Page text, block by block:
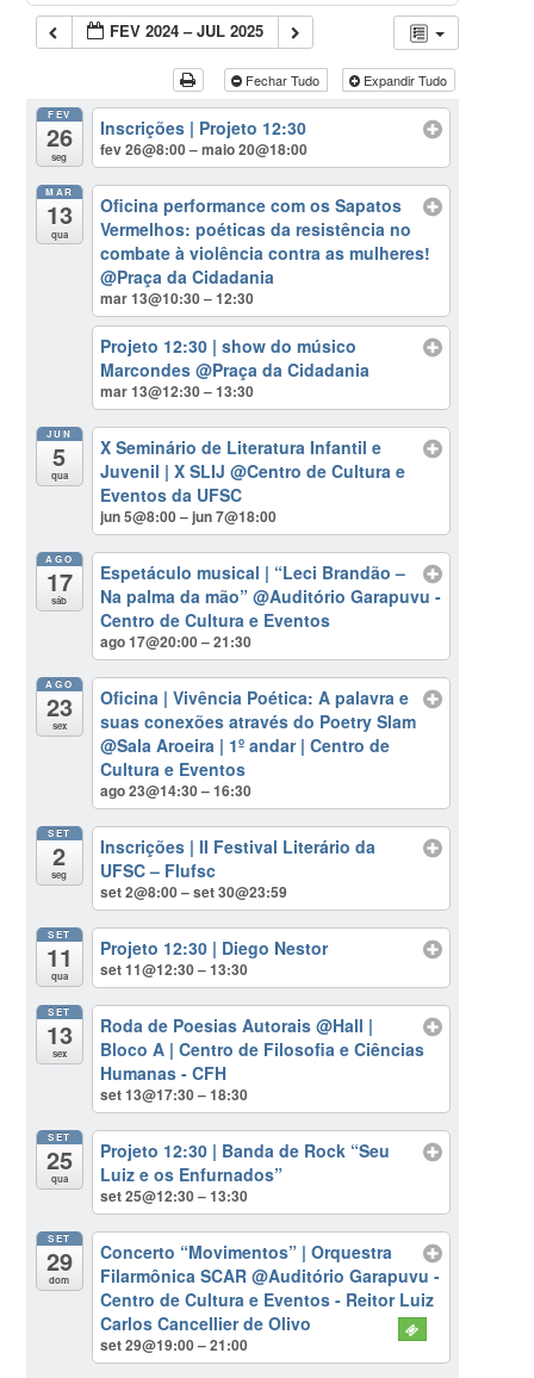
FEV 2024 – JUL 2025
Fechar Tudo Expandir Tudo
FEV
26
seg
Inscrições | Projeto 12:30
fev 26@8:00 – maio 20@18:00
MAR
13
qua
Oficina performance com os Sapatos
Vermelhos: poéticas da resistência no
combate à violência contra as mulheres!
@Praça da Cidadania
mar 13@10:30 – 12:30
Projeto 12:30 | show do músico
Marcondes@Praça da Cidadania
mar 13@12:30 – 13:30
JUN
5
qua
X Seminário de Literatura Infantil e
Juvenil | X SLIJ@Centro de Cultura e
Eventos da UFSC
jun 5@8:00 – jun 7@18:00
AGO
17
sáb
Espetáculo musical | “Leci Brandão –
Na palma da mão”@Auditório Garapuvu -
Centro de Cultura e Eventos
ago 17@20:00 – 21:30
AGO
23
sex
Oficina | Vivência Poética: A palavra e
suas conexões através do Poetry Slam
@Sala Aroeira | 1º andar | Centro de
Cultura e Eventos
ago 23@14:30 – 16:30
SET
2
seg
Inscrições | II Festival Literário da
UFSC – Flufsc
set 2@8:00 – set 30@23:59
SET
11
qua
Projeto 12:30 | Diego Nestor
set 11@12:30 – 13:30
SET
13
sex
Roda de Poesias Autorais@Hall |
Bloco A | Centro de Filosofia e Ciências
Humanas - CFH
set 13@17:30 – 18:30
SET
25
qua
Projeto 12:30 | Banda de Rock “Seu
Luiz e os Enfurnados”
set 25@12:30 – 13:30
SET
29
dom
Concerto “Movimentos” | Orquestra
Filarmônica SCAR@Auditório Garapuvu -
Centro de Cultura e Eventos - Reitor Luiz
Carlos Cancellier de Olivo
set 29@19:00 – 21:00